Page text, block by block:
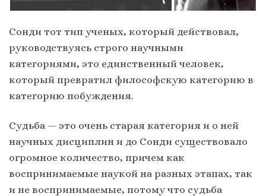
Сонди тот тип ученых, который действовал,
руководствуясь строго научными
категориями, это единственный человек,
который превратил философскую категорию в
категорию побуждения.
Судьба — это очень старая категория и о ней
научных дисциплин и до Сонди существовало
огромное количество, причем как
воспринимаемые наукой на разных этапах, так
и не воспринимаемые, потому что судьба